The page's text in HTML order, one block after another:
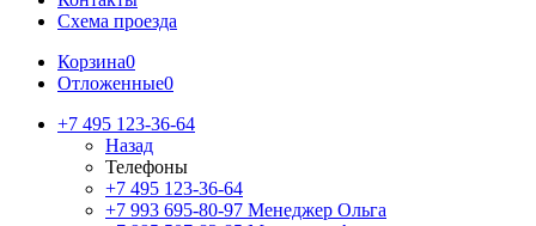
Схема проезда
Корзина0
Отложенные0
+7 495 123-36-64
Назад
Телефоны
+7 495 123-36-64
+7 993 695-80-97 Менеджер Ольга